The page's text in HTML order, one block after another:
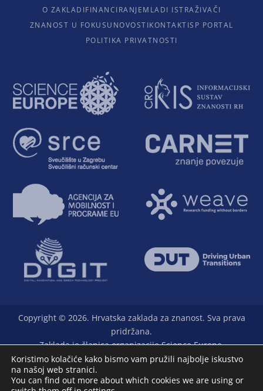
O ZAKLADIFINANCIRANJEMLADI ISTRAŽIVAČI
ZNANOST U FOKUSU NOVOSTIKONTAKTISP PORTAL
POLITIKA PRIVATNOSTI
Copyright © 2026. Hrvatska zaklada za znanost. Sva prava
pridržana.
Zaklada je članica organizacije Science Europe.
Koristimo kolačiće kako bismo vam pružili najbolje iskustvo
na našoj web stranici.
You can find out more about which cookies we are using or